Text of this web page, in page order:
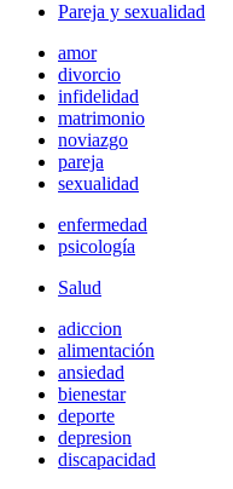
Pareja y sexualidad
amor
divorcio
infidelidad
matrimonio
noviazgo
pareja
sexualidad
enfermedad
psicología
Salud
adiccion
alimentación
ansiedad
bienestar
deporte
depresion
discapacidad